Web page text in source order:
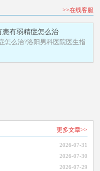
>>在线客服
患有弱精症怎么治
怎么治?洛阳男科医院医生指
更多文章>>
2026-07-31
2026-07-30
2026-07-29